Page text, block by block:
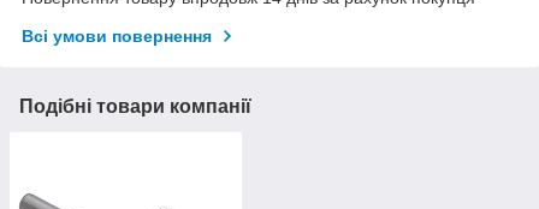
Всі умови повернення
Подібні товари компанії